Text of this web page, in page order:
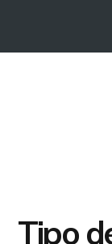
Tipo